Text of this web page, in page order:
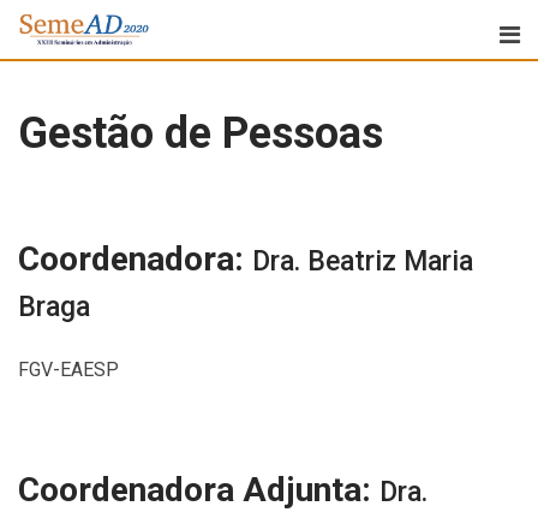
Gestão de Pessoas
Coordenadora: Dra. Beatriz Maria
Braga
FGV-EAESP
Coordenadora Adjunta: Dra.